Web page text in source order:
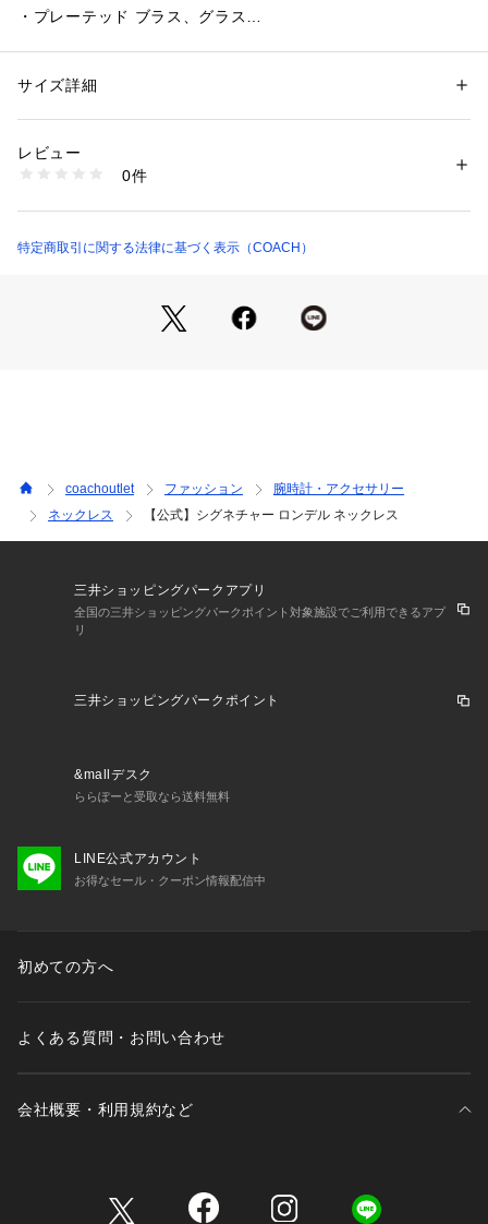
・プレーテッド ブラス、グラス
・全長41～46cm（長さ調整可能）
実際のカラーと異なって見える場合がございます。
タイルブランドです。ジェンダーレスに使えるデザインも豊富
性別：レディース
商品番号：
CI902#RGD （ショップ）
サイズ詳細
レビュー
0件
特定商取引に関する法律に基づく表示（COACH）
coachoutlet ファッション
腕時計・アクセサリー
ネックレス
【公式】シグネチャー ロンデル ネックレス
三井ショッピングパークアプリ
全国の三井ショッピングパークポイント対象施設でご利用できるアプ
リ
三井ショッピングパークポイント
&mallデスク
ららぽーと受取なら送料無料
LINE公式アカウント
お得なセール・クーポン情報配信中
初めての方へ
よくある質問・お問い合わせ
会社概要・利用規約など